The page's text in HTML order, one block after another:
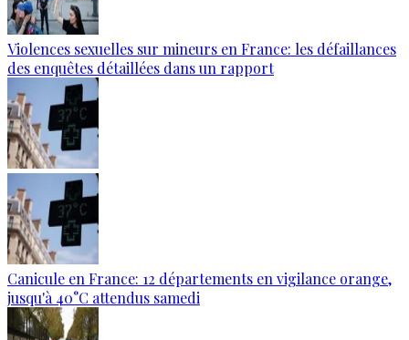
Violences sexuelles sur mineurs en France: les défaillances
des enquêtes détaillées dans un rapport
Canicule en France: 12 départements en vigilance orange,
jusqu'à 40°C attendus samedi